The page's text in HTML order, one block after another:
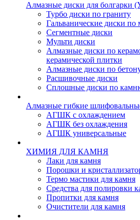
Алмазные диски для
Турбо диски по граниту
Гальванические диски по
Сегментные диски
Мульти диски
Алмазные диски по
керамической плитки
Алмазные диски по
Расшивочные диски
Сплошные диски по
Алмазные гибкие
АГШК с охлаждением
АГШК без охлаждения
АГШК универсальные
ХИМИЯ ДЛЯ КАМНЯ
Лаки для камня
Порошки и
Термо мастики для камня
Средства для полировки
Пропитки для камня
Очистители для камня